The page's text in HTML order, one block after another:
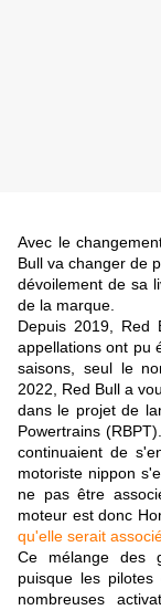
Avec le
Bull va changer de
dévoilement de sa
de la marque.
Depuis 2019, Red
appellations ont pu
saisons, seul le
2022, Red Bull a
dans le projet de
Powertrains
continuaient de
motoriste nippon
ne pas être
moteur est donc
qu'elle serait
Ce mélange des
puisque les
nombreuses